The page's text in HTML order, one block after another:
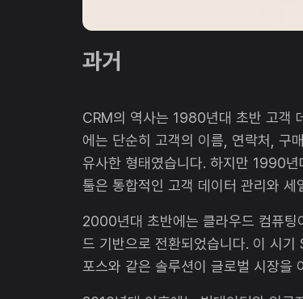
과거
CRM의 역사는 1980년대 초반 고객
에는 단순히 고객의 이름, 연락처, 구
유사한 형태였습니다. 하지만 1990
툴은 통합적인 고객 데이터 관리와
2000년대 초반에는 클라우드 컴퓨
드 기반으로 전환되었습니다. 이 시
포스와 같은 솔루션이 글로벌 시장을